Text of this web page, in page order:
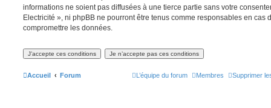
informations ne soient pas diffusées à une tierce partie sans votre
Electricité », ni phpBB ne pourront être tenus comme responsables en cas
compromettre les données.
Accueil Forum Supprimer
Membres
L’équipe du forum